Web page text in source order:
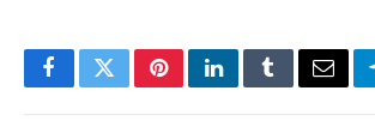
FacebookTwitterPinterestLinkedInTumblrEmail